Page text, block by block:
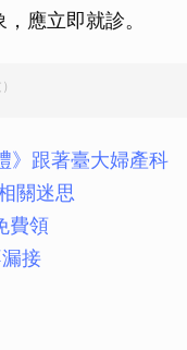
應立即就診。
》跟著臺大婦產科
關迷思
費領
接